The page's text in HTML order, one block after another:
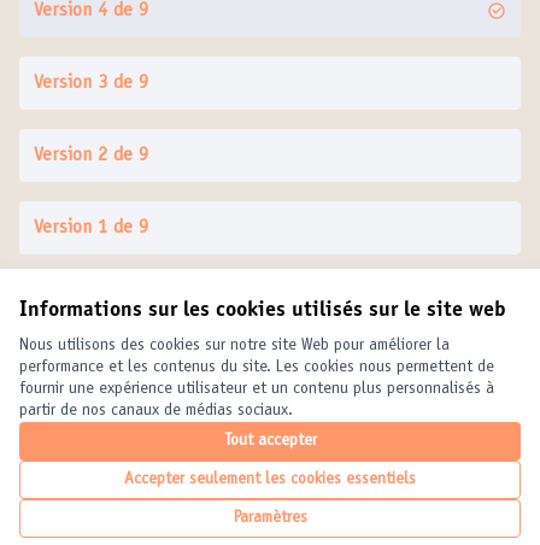
Informations sur les cookies utilisés sur le site web
Nous utilisons des cookies sur notre site Web pour améliorer la
performance et les contenus du site. Les cookies nous permettent de
fournir une expérience utilisateur et un contenu plus personnalisés à
partir de nos canaux de médias sociaux.
Tout accepter
Accepter seulement les cookies essentiels
Paramètres
Version 4 de 9
Version 3 de 9
Version 2 de 9
Version 1 de 9
Conditions d'utilisation
Paramètres des cookies
United Cities and Local Governments sur X
(Lien externe)
United Cities and Local Governments sur Facebook
(Lien externe)
United Cities and Local Governments sur YouTube
(Lien externe)
Français
Elegir el idiomaChoose languageChoisir la langue
Site réalisé grâce au
Licence
(Lien